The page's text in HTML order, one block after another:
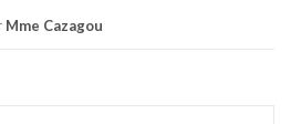
Mme Cazagou